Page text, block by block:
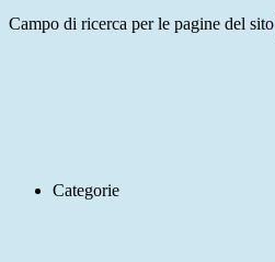
Campo di ricerca per le pagine del sito
Categorie